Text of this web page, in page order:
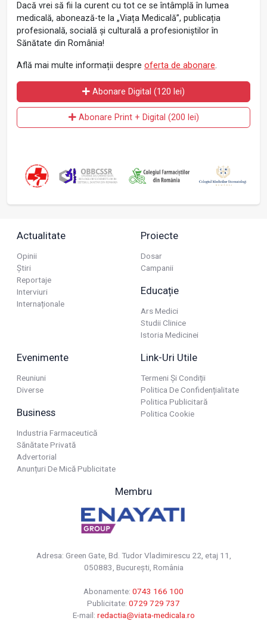
Dacă vrei să fii la curent cu tot ce se întâmplă în lumea
medicală, abonează-te la „Viața Medicală”, publicația
profesională, socială și culturală a profesioniștilor în
Sănătate din România!
Află mai multe informații despre oferta de abonare.
Abonare Digital (120 lei)
Abonare Print + Digital (200 lei)
Actualitate
Opinii
Știri
Reportaje
Interviuri
Internaționale
Proiecte
Dosar
Campanii
Educație
Ars Medici
Studii Clinice
Istoria Medicinei
Evenimente
Reuniuni
Diverse
Business
Industria Farmaceutică
Sănătate Privată
Advertorial
Anunțuri De Mică Publicitate
Link-Uri Utile
Termeni Și Condiții
Politica De Confidențialitate
Politica Publicitară
Politica Cookie
Membru
Adresa: Green Gate, Bd. Tudor Vladimirescu 22, etaj 11,
050883, Bucureşti, România
Abonamente: 0743 166 100
Publicitate: 0729 729 737
E-mail: redactia@viata-medicala.ro